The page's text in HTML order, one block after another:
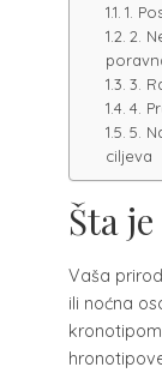
1.
2.
3.
4.
5.
ciljeva
Šta
Vaša
ili noćna